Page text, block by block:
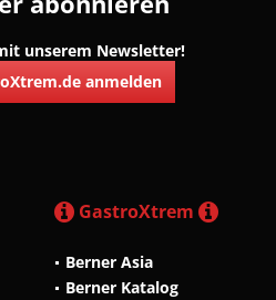
unserem Newsletter!
anmelden
GastroXtrem
Berner Asia
Berner Katalog